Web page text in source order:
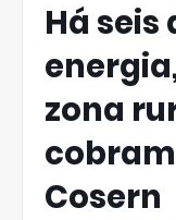
Há seis
zona
Cosern